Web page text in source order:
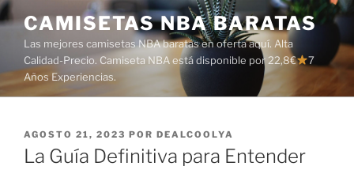
Saltar
al
contenido
CAMISETAS NBA BARATAS
Las mejores camisetas NBA baratas en oferta aquí. Alta
Calidad-Precio. Camiseta NBA está disponible por 22,8€
7
Años Experiencias.
PUBLICADO
EL
AGOSTO 21, 2023 POR DEALCOOLYA
La Guía Definitiva para Entender